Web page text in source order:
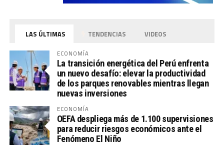
LAS ÚLTIMAS TENDENCIAS VIDEOS
ECONOMÍA
La transición energética del Perú enfrenta
un nuevo desafío: elevar la productividad
de los parques renovables mientras llegan
nuevas inversiones
ECONOMÍA
OEFA despliega más de 1.100 supervisiones
para reducir riesgos económicos ante el
Fenómeno El Niño